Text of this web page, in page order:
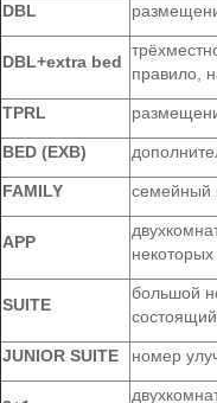
DBL
DBL+extra bed
правило,
TPRL
BED (EXB)
FAMILY семейный
APP
некоторых
SUITE
большой
JUNIOR SUITE номер